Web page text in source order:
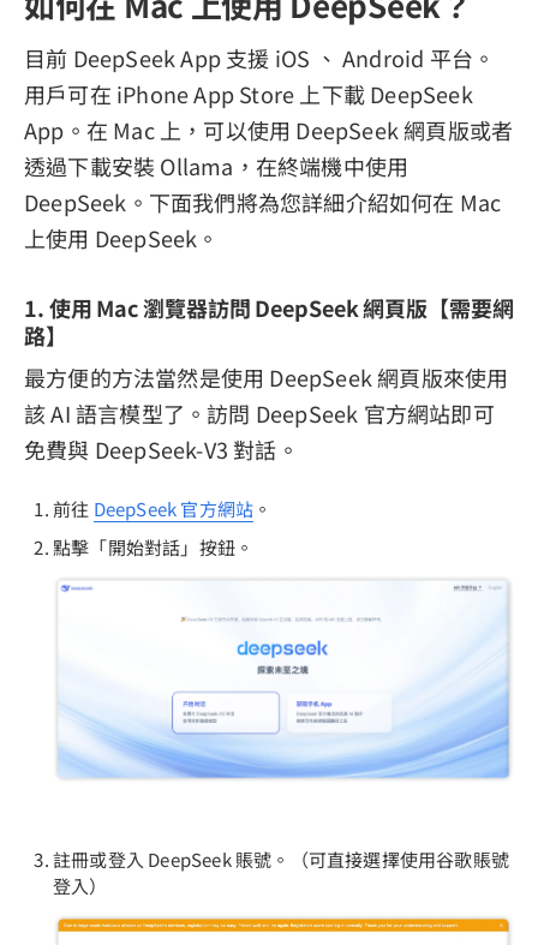
目前 DeepSeek App 支援 iOS 、 Android 平台。
用戶可在 iPhone App Store 上下載 DeepSeek
App。在 Mac 上，可以使用 DeepSeek 網頁版或者
透過下載安裝 Ollama，在終端機中使用
DeepSeek。下面我們將為您詳細介紹如何在 Mac
上使用 DeepSeek。
1. 使用 Mac 瀏覽器訪問 DeepSeek 網頁版【需要網
路】
最方便的方法當然是使用 DeepSeek 網頁版來使用
該 AI 語言模型了。訪問 DeepSeek 官方網站即可
免費與 DeepSeek-V3 對話。
前往 DeepSeek 官方網站 。
點擊「開始對話」按鈕。
註冊或登入 DeepSeek 賬號。（可直接選擇使用谷歌賬號
登入）